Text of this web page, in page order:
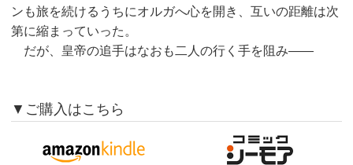
ンも旅を続けるうちにオルガへ心を開き、互いの距離は次
第に縮まっていった。
だが、皇帝の追手はなおも二人の行く手を阻み——
▼ご購入はこちら